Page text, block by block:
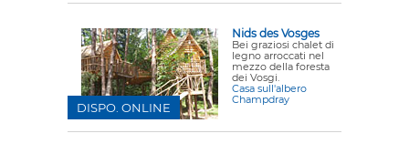
Nids des Vosges
Bei graziosi chalet di
legno arroccati nel
mezzo della foresta
dei Vosgi.
Casa sull'albero
Champdray
DISPO. ONLINE